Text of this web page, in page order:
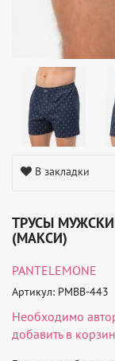
В закладки
ТРУСЫ
(МАКСИ)
PANTELEMONE
Артикул: PMBB-443
Необходимо
добавить в